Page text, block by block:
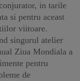
in tarile
si pentru aceast
viitoare.
singurul atelier
Ziua Mondiala a
pentru
de